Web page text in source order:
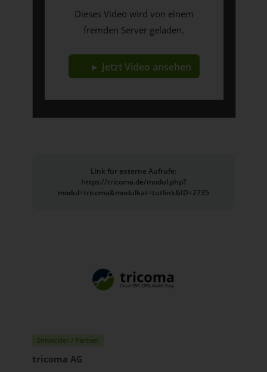
Dieses Video wird von einem
fremden Server geladen.
► Jetzt Video ansehen
Link für externe Aufrufe:
https://tricoma.de/modul.php?
modul=tricoma&modulkat=tutlink&ID=2735
Entwickler / Partner
tricoma AG